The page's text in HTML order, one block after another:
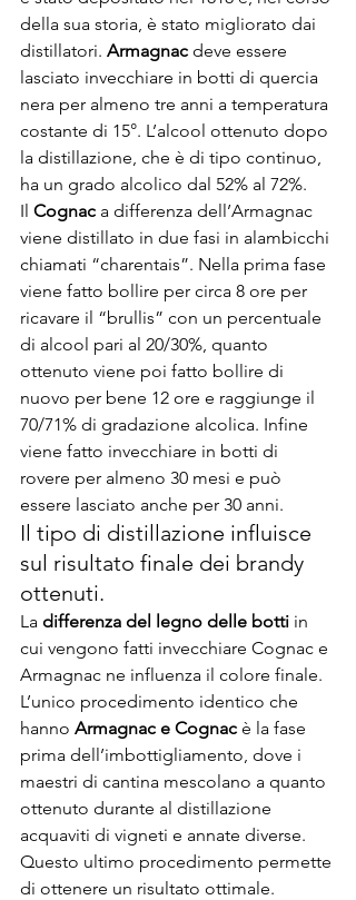
della sua storia, è stato migliorato dai
distillatori. Armagnac deve essere
lasciato invecchiare in botti di quercia
nera per almeno tre anni a temperatura
costante di 15°. L’alcool ottenuto dopo
la distillazione, che è di tipo continuo,
ha un grado alcolico dal 52% al 72%.
Il Cognac a differenza dell’Armagnac
viene distillato in due fasi in alambicchi
chiamati “charentais”. Nella prima fase
viene fatto bollire per circa 8 ore per
ricavare il “brullis” con un percentuale
di alcool pari al 20/30%, quanto
ottenuto viene poi fatto bollire di
nuovo per bene 12 ore e raggiunge il
70/71% di gradazione alcolica. Infine
viene fatto invecchiare in botti di
rovere per almeno 30 mesi e può
essere lasciato anche per 30 anni.
Il tipo di distillazione influisce
sul risultato finale dei brandy
ottenuti.
La differenza del legno delle botti in
cui vengono fatti invecchiare Cognac e
Armagnac ne influenza il colore finale.
L’unico procedimento identico che
hanno Armagnac e Cognac è la fase
prima dell’imbottigliamento, dove i
maestri di cantina mescolano a quanto
ottenuto durante al distillazione
acquaviti di vigneti e annate diverse.
Questo ultimo procedimento permette
di ottenere un risultato ottimale.